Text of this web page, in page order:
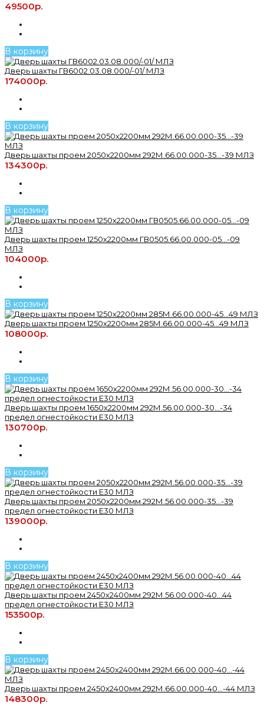
49500р.
В корзину
Дверь шахты ГВ6002.03.08.000/-01/ МЛЗ
174000р.
В корзину
Дверь шахты проем 2050х2200мм 292М.66.00.000-35...-39 МЛЗ
134300р.
В корзину
Дверь шахты проем 1250х2200мм ГВ0505.66.00.000-05...-09
МЛЗ
104000р.
В корзину
Дверь шахты проем 1250х2200мм 285М.66.00.000-45...49 МЛЗ
108000р.
В корзину
Дверь шахты проем 1650х2200мм 292М.56.00.000-30...-34
предел огнестойкости Е30 МЛЗ
130700р.
В корзину
Дверь шахты проем 2050х2200мм 292М.56.00.000-35...-39
предел огнестойкости Е30 МЛЗ
139000р.
В корзину
Дверь шахты проем 2450х2400мм 292М.56.00.000-40...44
предел огнестойкости Е30 МЛЗ
153500р.
В корзину
Дверь шахты проем 2450х2400мм 292М.66.00.000-40...-44 МЛЗ
148300р.